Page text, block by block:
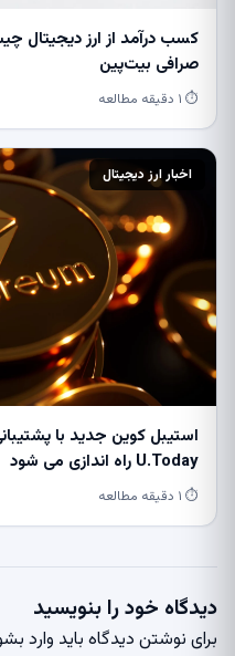
کسب درآمد از ارز
صرافی بیت‌پین
⏱ ۱ دقیقه مطالعه
اخبار ارز دیجیتال
استیبل کوین جدید با
U.Today راه اندازی می شود
⏱ ۱ دقیقه مطالعه
دیدگاه خود را بنویسید
برای نوشتن دیدگاه باید وارد